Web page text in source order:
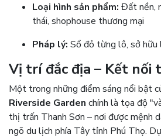
Loại hình sản phẩm: Đất nền,
thái, shophouse thương mại
Pháp lý: Sổ đỏ từng lô, sở hữu
Vị trí đắc địa – Kết nối
Một trong những điểm sáng nổi bật
Riverside Garden chính là tọa độ
thị trấn Thanh Sơn – nơi được mệnh
ngõ du lịch phía Tây tỉnh Phú Thọ.